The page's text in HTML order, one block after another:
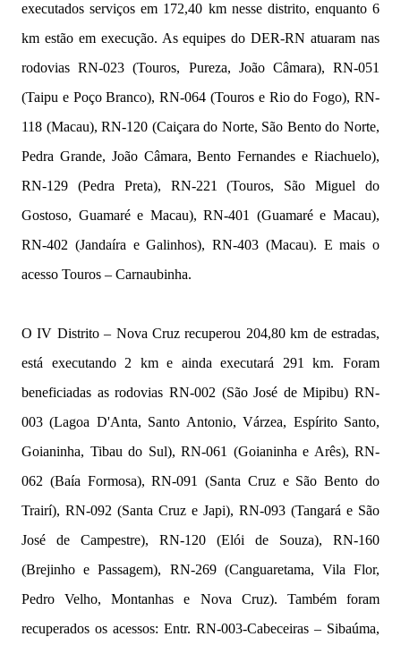
executados serviços em 172,40 km nesse distrito, enquanto 6
km estão em execução. As equipes do DER-RN atuaram nas
rodovias RN-023 (Touros, Pureza, João Câmara), RN-051
(Taipu e Poço Branco), RN-064 (Touros e Rio do Fogo), RN-
118 (Macau), RN-120 (Caiçara do Norte, São Bento do Norte,
Pedra Grande, João Câmara, Bento Fernandes e Riachuelo),
RN-129 (Pedra Preta), RN-221 (Touros, São Miguel do
Gostoso, Guamaré e Macau), RN-401 (Guamaré e Macau),
RN-402 (Jandaíra e Galinhos), RN-403 (Macau). E mais o
acesso Touros – Carnaubinha.
O IV Distrito – Nova Cruz recuperou 204,80 km de estradas,
está executando 2 km e ainda executará 291 km. Foram
beneficiadas as rodovias RN-002 (São José de Mipibu) RN-
003 (Lagoa D'Anta, Santo Antonio, Várzea, Espírito Santo,
Goianinha, Tibau do Sul), RN-061 (Goianinha e Arês), RN-
062 (Baía Formosa), RN-091 (Santa Cruz e São Bento do
Trairí), RN-092 (Santa Cruz e Japi), RN-093 (Tangará e São
José de Campestre), RN-120 (Elói de Souza), RN-160
(Brejinho e Passagem), RN-269 (Canguaretama, Vila Flor,
Pedro Velho, Montanhas e Nova Cruz). Também foram
recuperados os acessos: Entr. RN-003-Cabeceiras – Sibaúma,